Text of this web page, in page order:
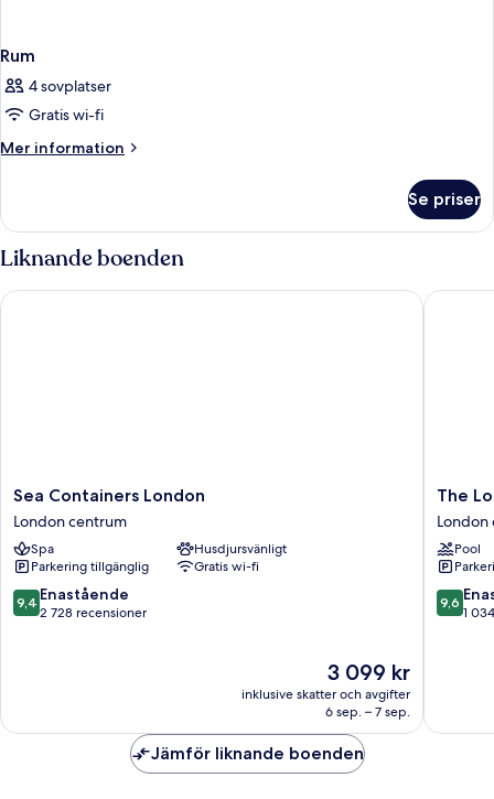
Rum
4 sovplatser
Gratis wi-fi
Mer information
Mer
Se priser
Liknande boenden
Sea
Containers
London
London
centrum
Sea Containers London
London centrum
Spa
Husdjursvänligt
Parkering tillgänglig
Gratis wi-fi
9.4
av
9,4 Enastående
2 728 recensioner
Priset
är
3 099 kr
3 099 kr
inklusive skatter och avgifter
6 sep. – 7 sep.
Sea Containers London
The
London
centrum
The
London
Pool
9.6
av
9,6
1
The
Jämför liknande boenden